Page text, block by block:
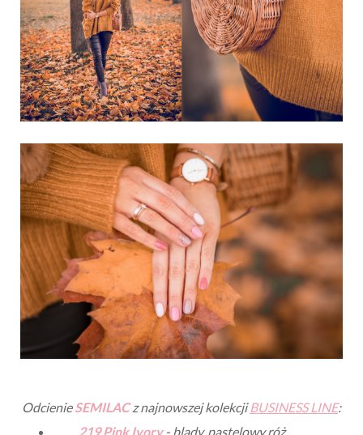
OdcienieSEMILACz najnowszej kolekcjiBUSINESS LINE:
219 Pink Ivory- blady, pastelowy róż